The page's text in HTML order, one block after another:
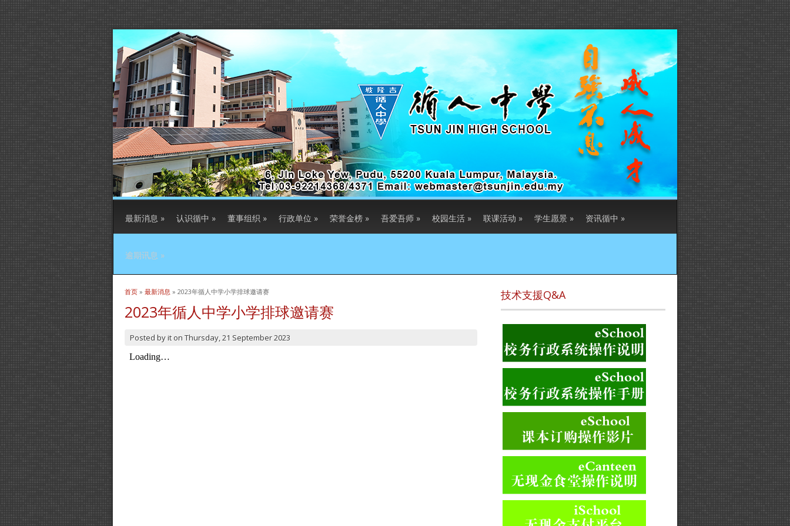
最新消息 » 认识循中 » 董事组织 » 行政单位 » 荣誉金榜 » 吾爱吾师 » 校园生活 » 联课活动 » 学生愿景 » 资讯循中 »
逾期讯息 »
当前位置
首页 » 最新消息 » 2023年循人中学小学排球邀请赛
2023年循人中学小学排球邀请赛
Posted byit on Thursday, 21 September 2023
技术支援Q&A